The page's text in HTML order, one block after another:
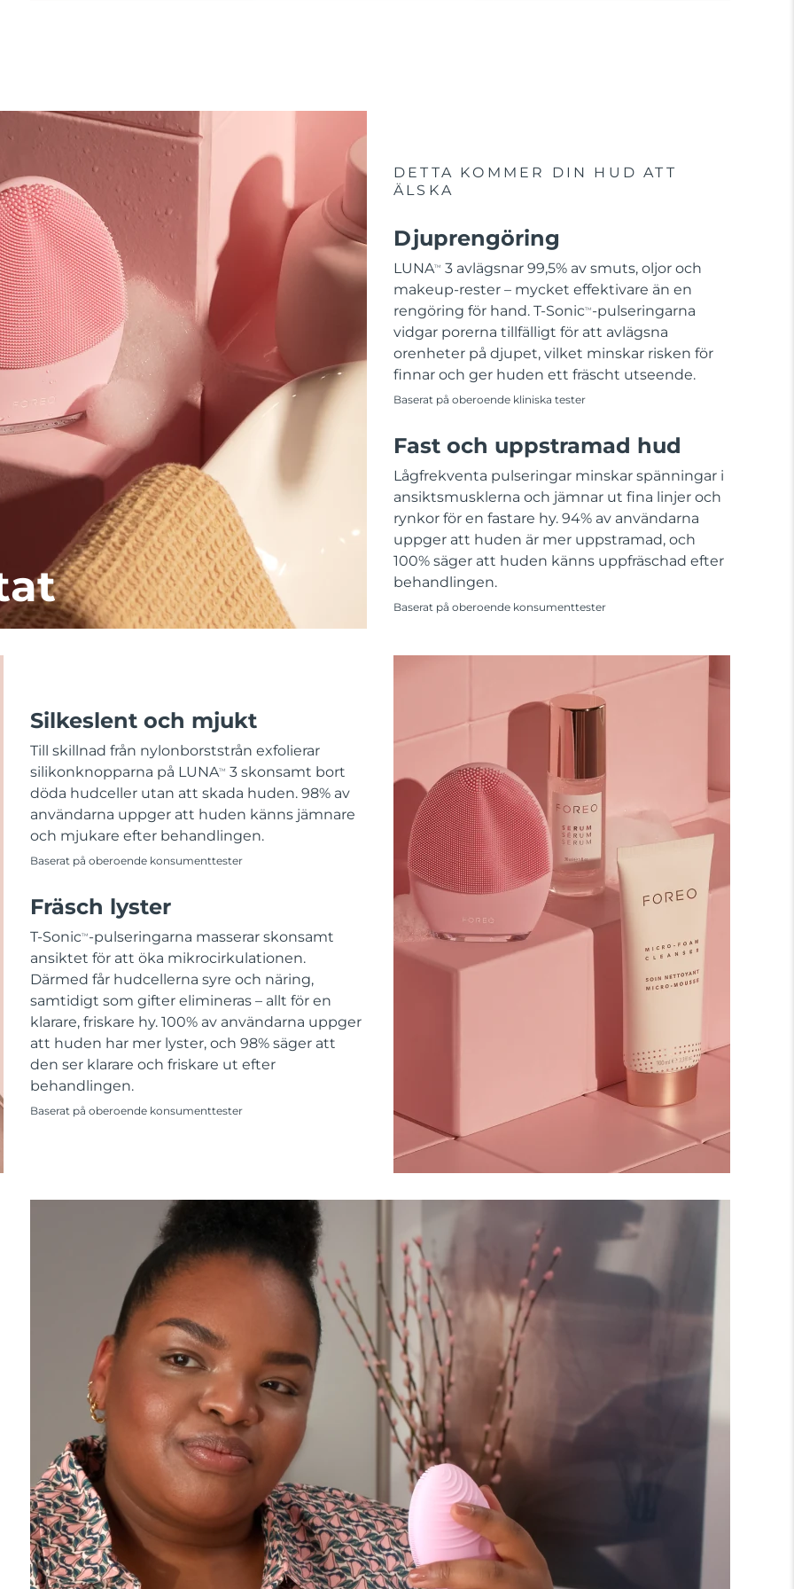
DETTA KOMMER DIN HUD ATT
ÄLSKA
Djuprengöring
LUNATM
3 avlägsnar 99,5% av smuts, oljor och
makeup-rester – mycket effektivare än en
rengöring för hand. T-SonicTM -pulseringarna
vidgar porerna tillfälligt för att avlägsna
orenheter på djupet, vilket minskar risken för
finnar och ger huden ett fräscht utseende.
Baserat på oberoende kliniska tester
Fast och uppstramad hud
Lågfrekventa pulseringar minskar spänningar i
ansiktsmusklerna och jämnar ut fina linjer och
rynkor för en fastare hy. 94% av användarna
uppger att huden är mer uppstramad, och
100% säger att huden känns uppfräschad efter
behandlingen.
Baserat på oberoende konsumenttester
Silkeslent och mjukt
Till skillnad från nylonborststrån exfolierar
silikonknopparna på LUNATM
3 skonsamt bort
döda hudceller utan att skada huden. 98% av
användarna uppger att huden känns jämnare
och mjukare efter behandlingen.
Baserat på oberoende konsumenttester
Fräsch lyster
T-SonicTM -pulseringarna masserar skonsamt
ansiktet för att öka mikrocirkulationen.
Därmed får hudcellerna syre och näring,
samtidigt som gifter elimineras – allt för en
klarare, friskare hy. 100% av användarna uppger
att huden har mer lyster, och 98% säger att
den ser klarare och friskare ut efter
behandlingen.
Baserat på oberoende konsumenttester